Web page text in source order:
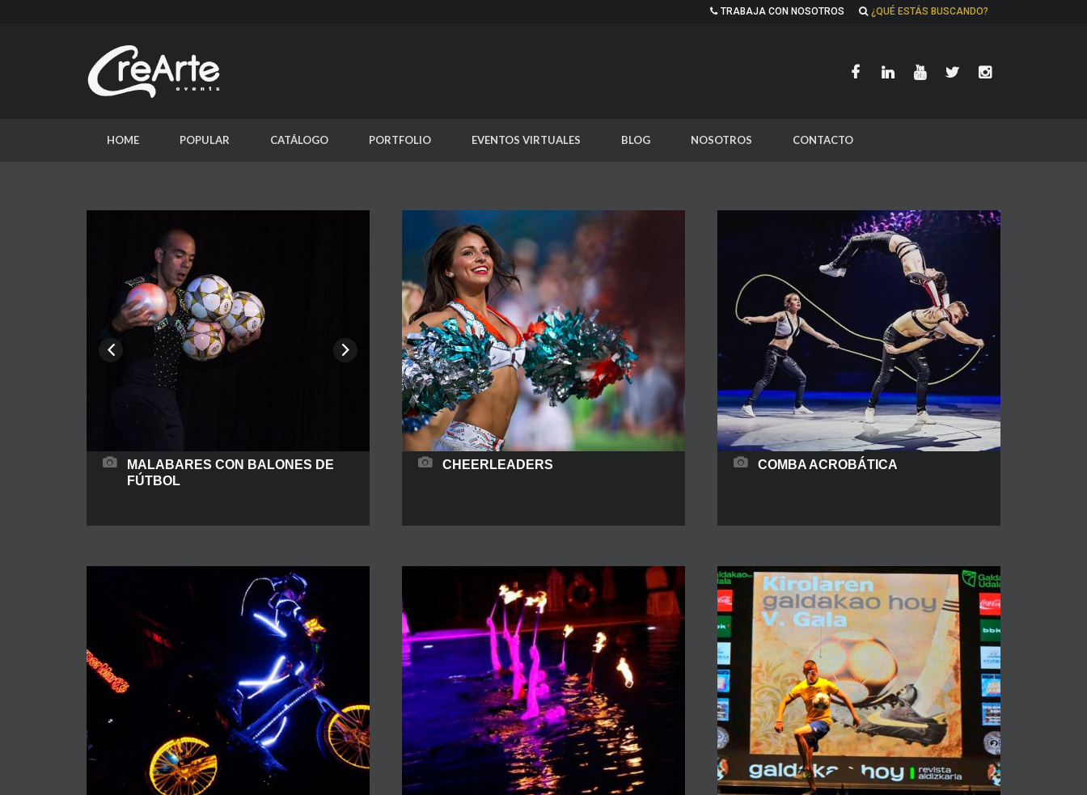
TRABAJA CON NOSOTROS ¿QUÉ ESTÁS BUSCANDO?
HOME POPULAR CATÁLOGO PORTFOLIO EVENTOS VIRTUALES BLOG NOSOTROS CONTACTO
MALABARES CON BALONES DE
FÚTBOL
Isidro, un artista con las pelotas Isidro es un
malabarista profesional con amplia experiencia
en el mundo del espectáculo a nivel internacional.
Con más de 20 años como artista y una media
de más 300 actuaciones anuales. Dispone de un
gran acto de malabares, fuerte, dinámico y muy
técnico, los elementos usados son pelotas,
CHEERLEADERS
y gimnasia obtenemos como resultado
Cheerleaders, termino yankee para definir a un
grupo de animadores/as deportivos,
suficientemente preparados física y tácticamente
para la animación en cualquier tipo de evento
deportivo, lanzamiento de una marca o un
producto de empresa. Consigue un gran impacto
visual en tu evento
READ MORE
COMBA ACROBÁTICA
en el que puede participar un amplio número de
saltadores. Consiste en hacer girar una cuerda
larga y saltar mientras se cantan canciones
tradicionales. En está versión acrobática, los
participantes del juego son acróbatas
profesionales por lo que tiene infinitud de
variables para hacer
READ MORE